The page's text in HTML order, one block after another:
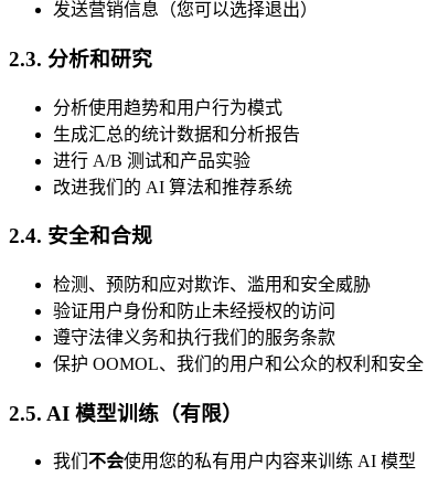
发送营销信息（您可以选择退出）
2.3. 分析和研究
分析使用趋势和用户行为模式
生成汇总的统计数据和分析报告
进行 A/B 测试和产品实验
改进我们的 AI 算法和推荐系统
2.4. 安全和合规
检测、预防和应对欺诈、滥用和安全威胁
验证用户身份和防止未经授权的访问
遵守法律义务和执行我们的服务条款
保护 OOMOL、我们的用户和公众的权利和安全
2.5. AI 模型训练（有限）
我们 不会使用您的私有用户内容来训练 AI 模型